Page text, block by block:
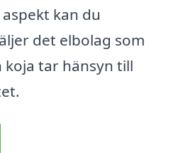
kan du
det elbolag som
koja tar hänsyn till